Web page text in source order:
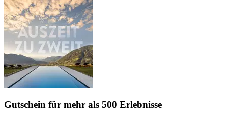
Gutschein für mehr als 500 Erlebnisse